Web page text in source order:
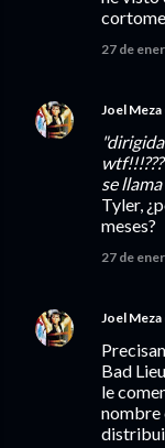
27 de
Joel Meza
wtf!!!???
se
Tyler,
meses?
27 de
Joel Meza
Bad
le
nombre